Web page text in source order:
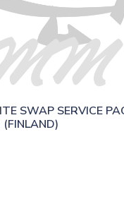
SWAP SERVICE